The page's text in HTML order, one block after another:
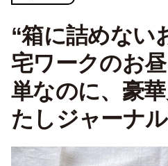
“箱に詰めない
宅ワークのお
単なのに、豪
たしジャーナル